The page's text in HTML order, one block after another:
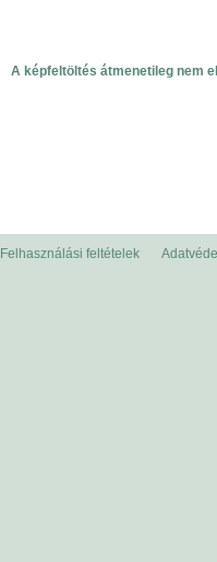
A képfeltöltés átmenetileg nem
Felhasználási feltételek